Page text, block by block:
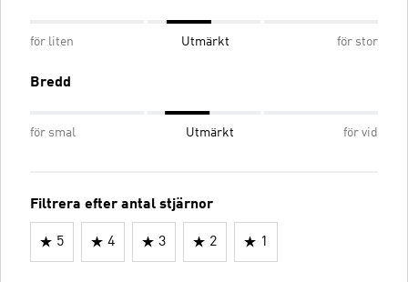
för liten Utmärkt för stor
Bredd
för smal Utmärkt för vid
Filtrera efter antal stjärnor
5 4 3 2 1